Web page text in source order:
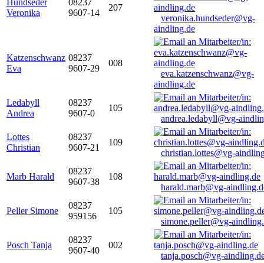
Hundseder
Veronika
08237
9607-14
207
veronika.hundseder@vg-
aindling.de
Katzenschwanz
Eva
08237
9607-29
008
eva.katzenschwanz@vg-
aindling.de
Ledabyll
Andrea
08237
9607-0
105
andrea.ledabyll@vg-
Lottes
Christian
08237
9607-21
109
christian.lottes@vg-
Marb Harald
08237
9607-38
108
harald.marb@vg-
Peller Simone
08237
959156
105
simone.peller@vg-
Posch Tanja
08237
9607-40
002
tanja.posch@vg-